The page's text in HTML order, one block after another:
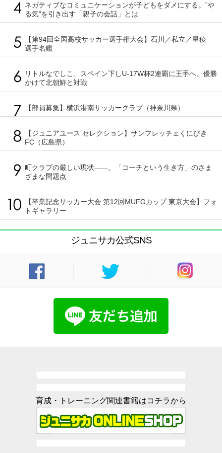
ネガティブなコミュニケーションが子どもをダメにする。”や
る気”を引き出す「親子の会話」とは
【第94回全国高校サッカー選手権大会】石川／私立／星稜
選手名鑑
リトルなでしこ、スペイン下しU-17W杯2連覇に王手へ。優勝
かけて北朝鮮と対戦
【部員募集】横浜港南サッカークラブ（神奈川県）
【ジュニアユース セレクション】サンフレッチェくにびき
FC（広島県）
町クラブの厳しい現状――。「コーチという生き方」のさま
ざまな問題点
【卒業記念サッカー大会 第12回MUFGカップ 東京大会】フォ
トギャラリー
ジュニサカ公式SNS
育成・トレーニング関連書籍はコチラから